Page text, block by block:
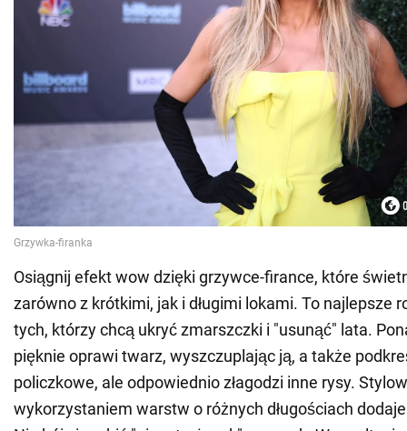
Osiągnij efekt wow dzięki grzywce-firance, które
zarówno z krótkimi, jak i długimi lokami. To najlepsze
tych, którzy chcą ukryć zmarszczki i "usunąć" lata.
pięknie oprawi twarz, wyszczuplając ją, a także
policzkowe, ale odpowiednio złagodzi inne rysy.
wykorzystaniem warstw o różnych długościach